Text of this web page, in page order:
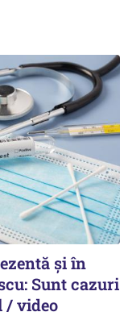
și în
Sunt cazuri
/ video